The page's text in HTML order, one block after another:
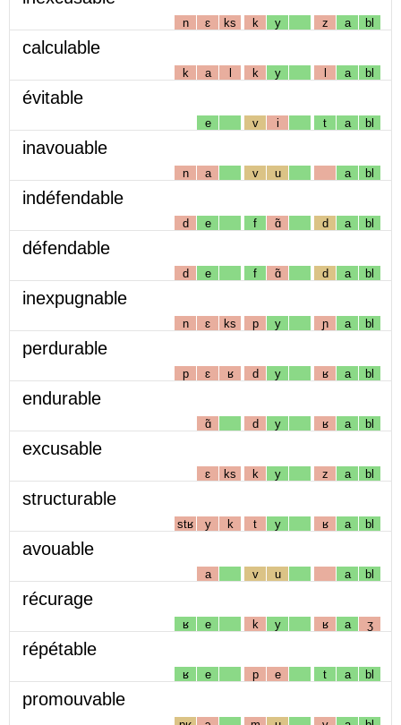
n ɛ ks k y z a bl
calculable
k a l k y l a bl
évitable
e v i t a bl
inavouable
n a v u a bl
indéfendable
d e f ɑ̃ d a bl
défendable
d e f ɑ̃ d a bl
inexpugnable
n ɛ ks p y ɲ a bl
perdurable
p ɛ ʁ d y ʁ a bl
endurable
ɑ̃ d y ʁ a bl
excusable
ɛ ks k y z a bl
structurable
stʁ y k t y ʁ a bl
avouable
a v u a bl
récurage
ʁ e k y ʁ a ʒ
répétable
ʁ e p e t a bl
promouvable